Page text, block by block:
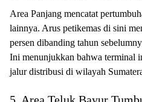
Area Panjang mencatat
lainnya. Arus petikemas di sini
persen dibanding tahun
Ini menunjukkan bahwa terminal
jalur distribusi di wilayah